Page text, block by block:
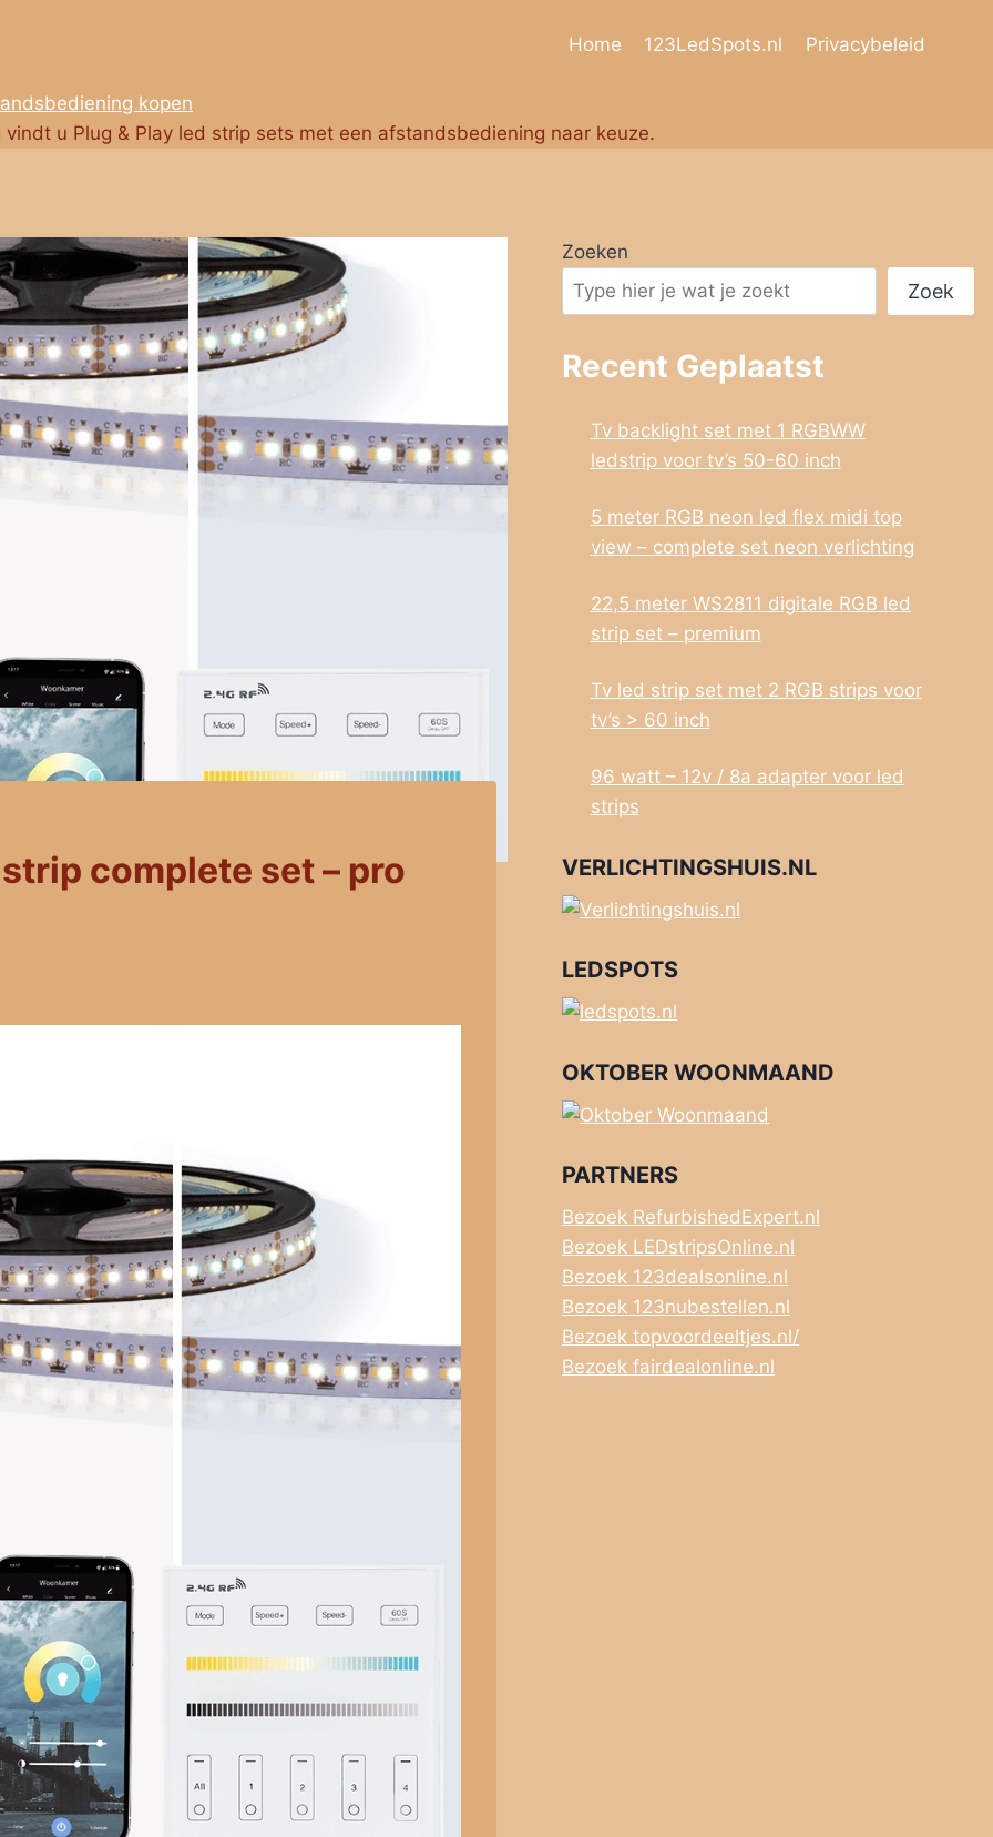
Home 123LedSpots.nl Privacybeleid
kopen
vindt u Plug & Play led strip sets met een afstandsbediening naar keuze.
complete set – pro
Zoeken
Zoek
Recent Geplaatst
Tv backlight set met 1 RGBWW
ledstrip voor tv’s 50-60 inch
5 meter RGB neon led flex midi top
view – complete set neon verlichting
22,5 meter WS2811 digitale RGB led
strip set – premium
Tv led strip set met 2 RGB strips voor
tv’s > 60 inch
96 watt – 12v / 8a adapter voor led
strips
VERLICHTINGSHUIS.NL
LEDSPOTS
OKTOBER WOONMAAND
PARTNERS
Bezoek RefurbishedExpert.nl
Bezoek LEDstripsOnline.nl
Bezoek 123dealsonline.nl
Bezoek 123nubestellen.nl
Bezoek topvoordeeltjes.nl/
Bezoek fairdealonline.nl